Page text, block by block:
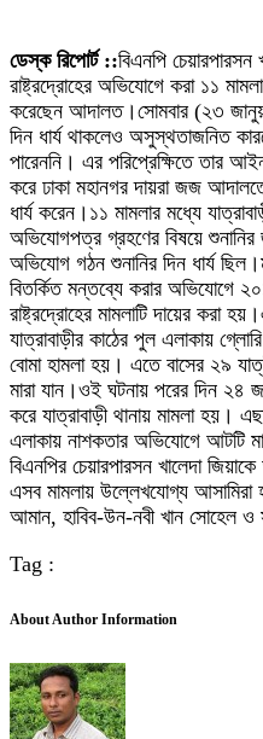
ডেস্ক রিপোর্ট ::বিএনপি
রাষ্ট্রদ্রোহের অভিযোগে করা ১১
করেছেন আদালত।সোমবার (২৩
দিন ধার্য থাকলেও অসুস্থতাজনিত
পারেননি। এর পরিপ্রেক্ষিতে তার
করে ঢাকা মহানগর দায়রা জজ
ধার্য করেন।১১ মামলার মধ্যে
অভিযোগপত্র গ্রহণের বিষয়ে
অভিযোগ গঠন শুনানির দিন ধার্য
বিতর্কিত মন্তব্যে করার অভিযোগে
রাষ্ট্রদ্রোহের মামলাটি দায়ের করা
যাত্রাবাড়ীর কাঠের পুল এলাকায়
বোমা হামলা হয়। এতে বাসের ২৯
মারা যান।ওই ঘটনায় পরের দিন ২৪
করে যাত্রাবাড়ী থানায় মামলা হয়।
এলাকায় নাশকতার অভিযোগে আটটি
বিএনপির চেয়ারপারসন খালেদা
এসব মামলায় উল্লেখযোগ্য আসামিরা
আমান, হাবিব-উন-নবী খান সোহেল ও
Tag :
About Author Information